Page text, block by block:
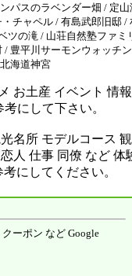
パスのラベンダー畑 / 定山
チャペル / 有島武郎旧邸 /
の滝 / 山荘自然塾ファミ
豊平川サーモンウォッチ
海道神宮
お土産 イベント 情
にして下さい。
名所 モデルコース
人 仕事 同僚 など 体
にしてください。
ーポン など Google